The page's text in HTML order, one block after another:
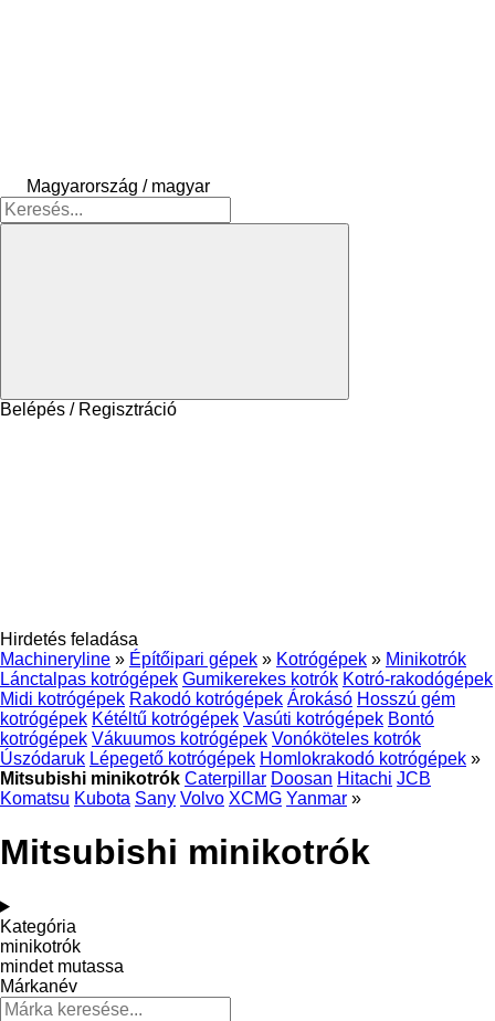
Magyarország / magyar
Belépés / Regisztráció
Hirdetés feladása
Machineryline » Építőipari gépek » Kotrógépek » Minikotrók
Lánctalpas kotrógépek Gumikerekes kotrók Kotró-rakodógépek
Midi kotrógépek Rakodó kotrógépek Árokásó Hosszú gém
kotrógépek Kétéltű kotrógépek Vasúti kotrógépek Bontó
kotrógépek Vákuumos kotrógépek Vonóköteles kotrók
Úszódaruk Lépegető kotrógépek Homlokrakodó kotrógépek »
Mitsubishi minikotrók Caterpillar Doosan Hitachi JCB
Komatsu Kubota Sany Volvo XCMG Yanmar »
Mitsubishi minikotrók
Kategória
minikotrók
mindet mutassa
Márkanév